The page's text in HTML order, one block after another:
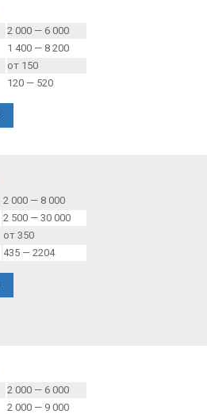
2 000 — 6 000
1 400 — 8 200
от 150
120 — 520
2 000 — 8 000
2 500 — 30 000
от 350
435 — 2204
2 000 — 6 000
2 000 — 9 000